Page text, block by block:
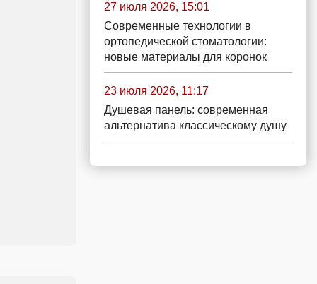
27 июля 2026, 15:01
Современные технологии в
ортопедической стоматологии:
новые материалы для коронок
23 июля 2026, 11:17
Душевая панель: современная
альтернатива классическому душу